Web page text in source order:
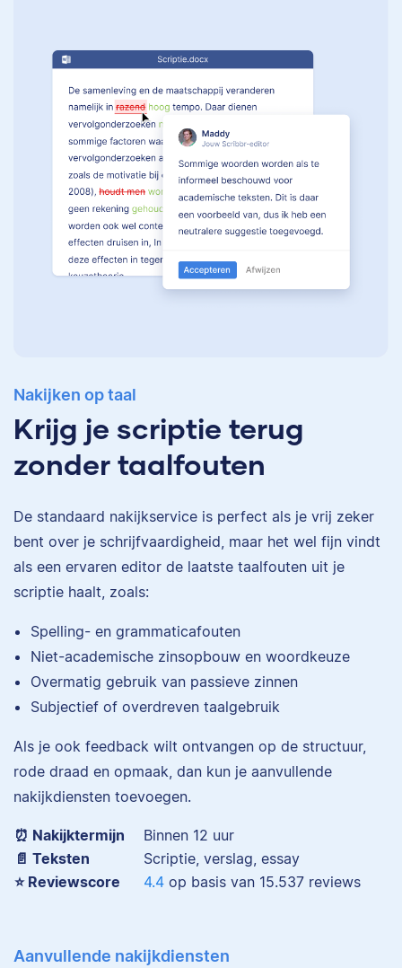
Nakijken op taal
Krijg je scriptie terug
zonder taalfouten
De standaard nakijkservice is perfect als je vrij zeker
bent over je schrijfvaardigheid, maar het wel fijn vindt
als een ervaren editor de laatste taalfouten uit je
scriptie haalt, zoals:
Spelling- en grammaticafouten
Niet-academische zinsopbouw en woordkeuze
Overmatig gebruik van passieve zinnen
Subjectief of overdreven taalgebruik
Als je ook feedback wilt ontvangen op de structuur,
rode draad en opmaak, dan kun je aanvullende
nakijkdiensten toevoegen.
⏰ Nakijktermijn
Binnen 12 uur
📄 Teksten
Scriptie, verslag, essay
⭐️ Reviewscore
4.4 op basis van 15.537 reviews
Aanvullende nakijkdiensten
Eva is journalist en
werkt als senior editor
meer dan 2,5 miljoen
woorden heeft
geredigeerd.